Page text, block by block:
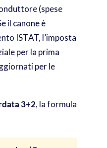
(spese
il canone è
ISTAT, l’imposta
per la prima
per le
3+2, la formula